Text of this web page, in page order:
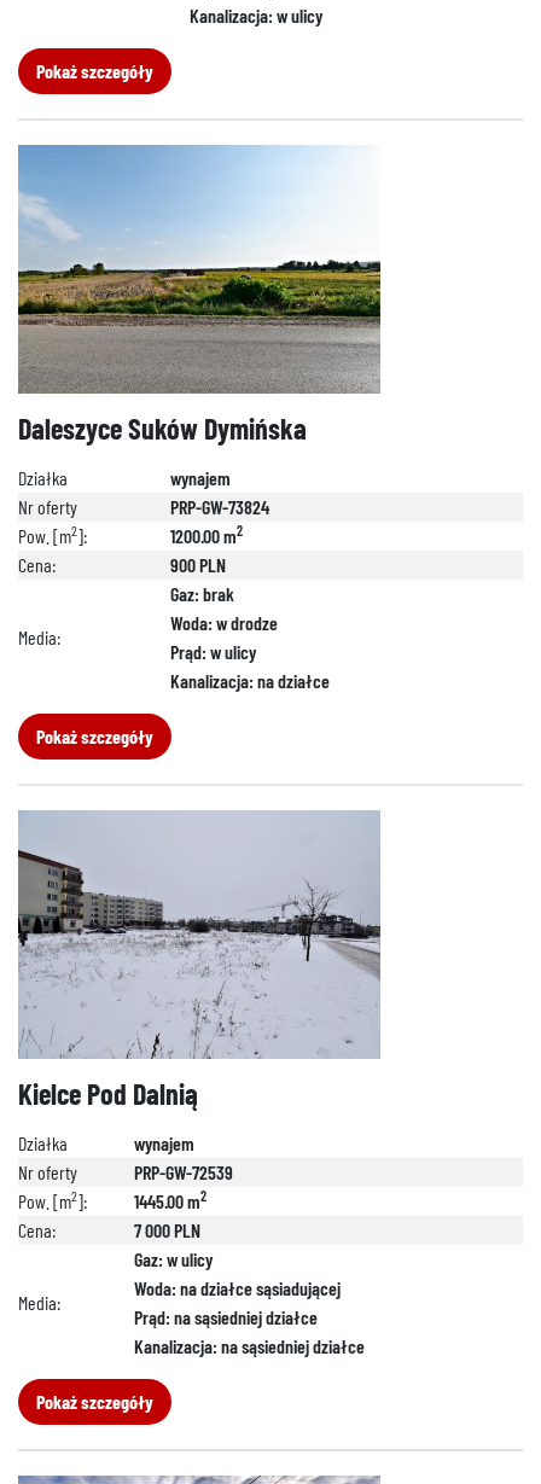
Kanalizacja: w ulicy
Pokaż szczegóły
Daleszyce Suków Dymińska
Działka
wynajem
Nr oferty
PRP-GW-73824
Pow. [m2]: 1200.00 m2
Cena: 900 PLN
Media:
Gaz: brak
Woda: w drodze
Prąd: w ulicy
Kanalizacja: na działce
Pokaż szczegóły
Kielce Pod Dalnią
Działka
wynajem
Nr oferty
PRP-GW-72539
Pow. [m2]: 1445.00 m2
Cena: 7 000 PLN
Media:
Gaz: w ulicy
Woda: na działce sąsiadującej
Prąd: na sąsiedniej działce
Kanalizacja: na sąsiedniej działce
Pokaż szczegóły